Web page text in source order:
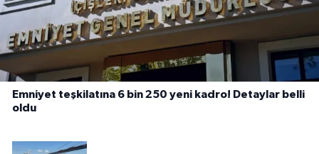
Emniyet teşkilatına 6 bin 250 yeni kadro! Detaylar belli
oldu